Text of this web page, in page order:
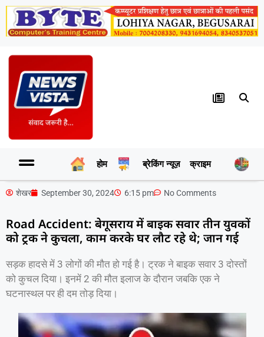
होम ब्रेकिंग न्यूज़ क्राइम
शेखर September 30, 2024 6:15 pm No Comments
Road Accident: बेगूसराय में बाइक सवार तीन युवकों
को ट्रक ने कुचला, काम करके घर लौट रहे थे; जान गई
सड़क हादसे में 3 लोगों की मौत हो गई है। ट्रक ने बाइक सवार 3 दोस्तों
को कुचल दिया। इनमें 2 की मौत इलाज के दौरान जबकि एक ने
घटनास्थल पर ही दम तोड़ दिया।